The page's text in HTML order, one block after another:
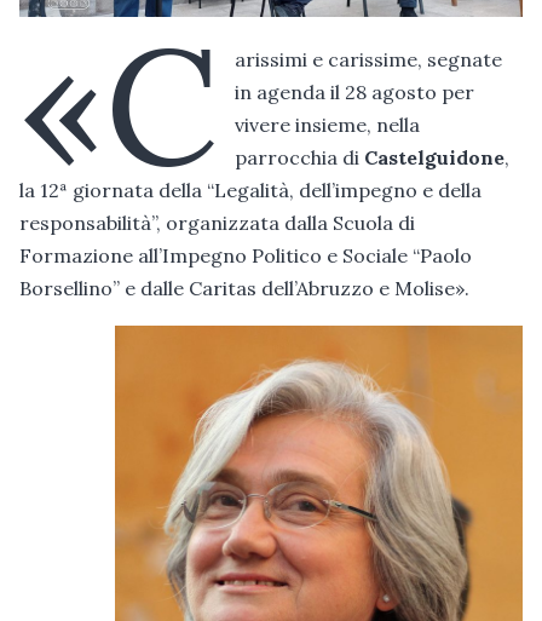
«C
arissimi e carissime, segnate
in agenda il 28 agosto per
vivere insieme, nella
parrocchia di Castelguidone,
la 12ª giornata della “Legalità, dell’impegno e della
responsabilità”, organizzata dalla Scuola di
Formazione all’Impegno Politico e Sociale “Paolo
Borsellino” e dalle Caritas dell’Abruzzo e Molise».